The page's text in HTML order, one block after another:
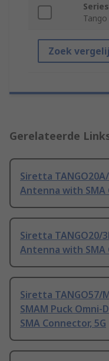
Series
Zoek
Gerelateerde
Siretta
Antenna with SMA
Siretta TANGO20/
Antenna with SMA
Siretta TANGO57/
SMAM Puck
SMA Connector, 5G